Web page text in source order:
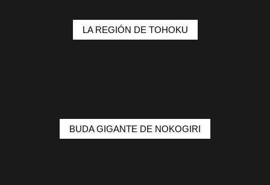
LA REGIÓN DE TOHOKU
BUDA GIGANTE DE NOKOGIRI